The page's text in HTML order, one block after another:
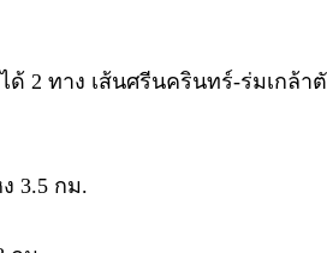
ด้ 2 ทาง เส้นศรีนครินทร์-ร่มเกล้
3.5 กม.